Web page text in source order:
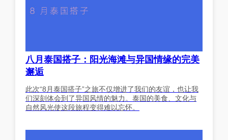
八月泰国搭子：阳光海滩与异国情缘的完美
邂逅
此次“8月泰国搭子”之旅不仅增进了我们的友谊，也让我
们深刻体会到了异国风情的魅力。泰国的美食、文化与
自然风光使这段旅程变得难以忘怀。